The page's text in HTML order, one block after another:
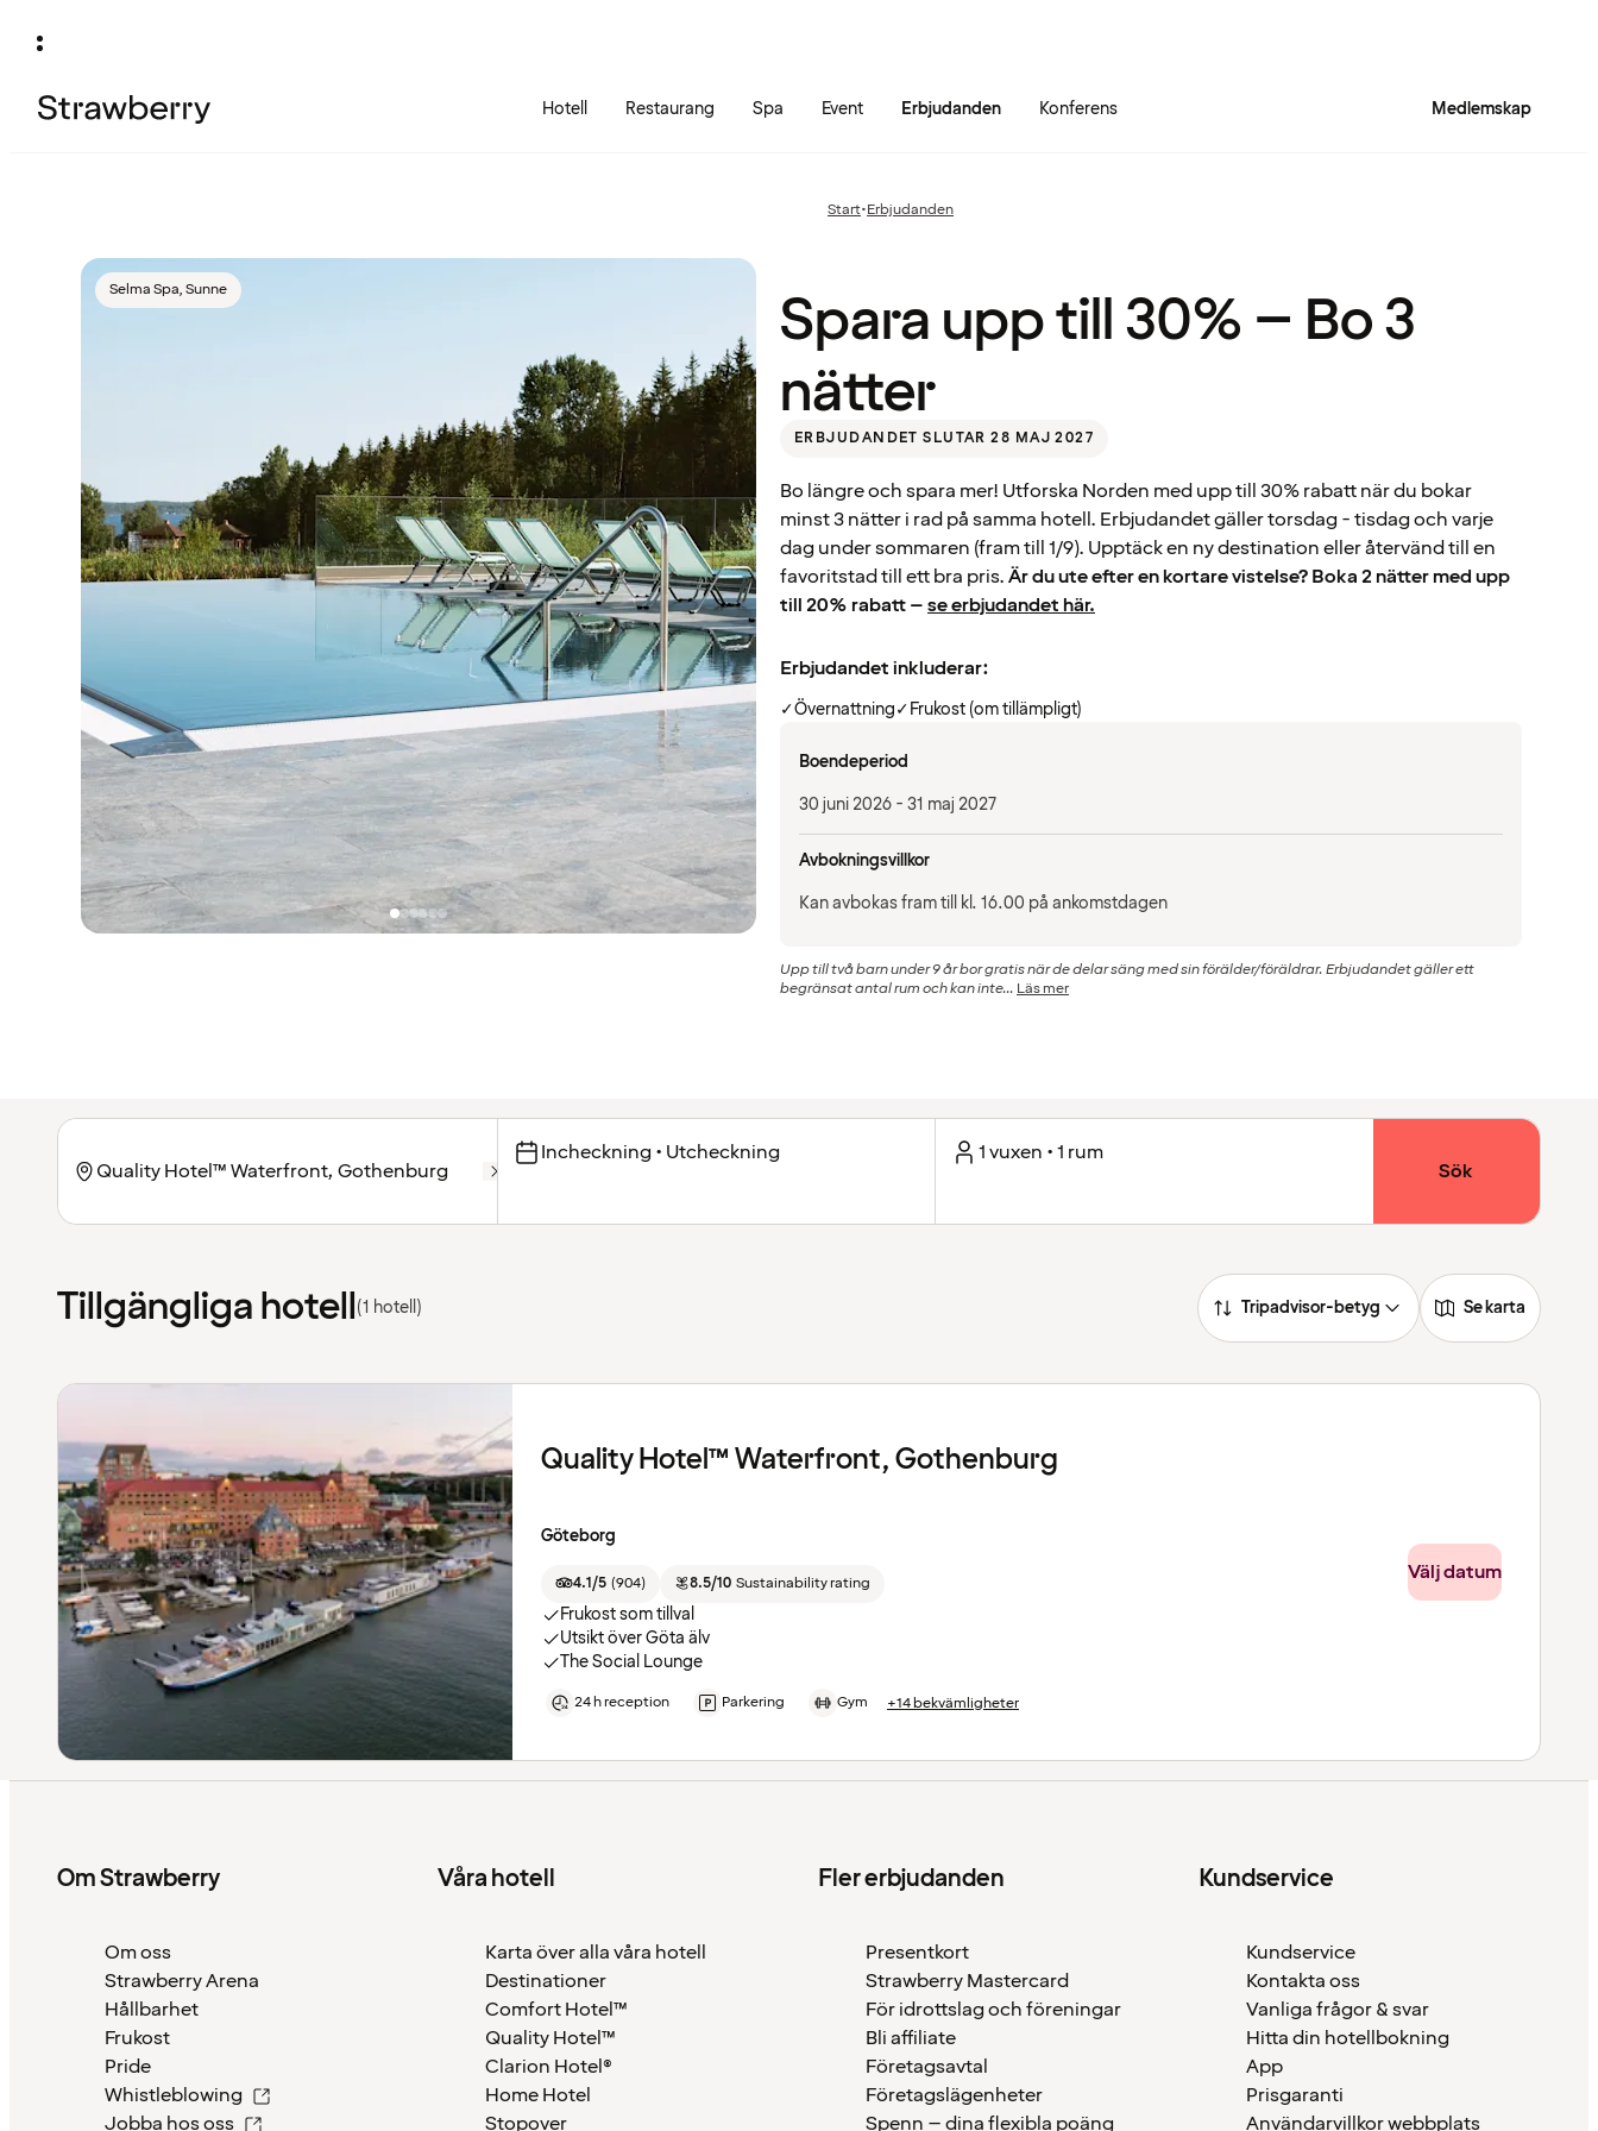
Hotell Restaurang Spa Event Erbjudanden Konferens Medlemskap
Selma Spa, Sunne
Start•Föregående
Erbjudanden
30%
Spara upp till 30% – Bo 3
nätter
ERBJUDANDET SLUTAR 28 MAJ 2027
Bo längre och spara mer! Utforska Norden med upp till 30% rabatt när du bokar
minst 3 nätter i rad på samma hotell. Erbjudandet gäller torsdag - tisdag och varje
dag under sommaren (fram till 1/9). Upptäck en ny destination eller återvänd till en
favoritstad till ett bra pris.Är du ute efter en kortare vistelse? Boka 2 nätter med upp
till 20% rabatt –se erbjudandet här.
Erbjudandet inkluderar:
✓Övernattning✓Frukost (om tillämpligt)
Boendeperiod
30 juni 2026 - 31 maj 2027
Avbokningsvillkor
Kan avbokas fram till kl. 16.00 på ankomstdagen
Upp till två barn under 9 år bor gratis när de delar säng med sin förälder/föräldrar. Erbjudandet gäller ett
begränsat antal rum och kan inte... Läs mer
Incheckning • Utcheckning 1 vuxen • 1 rum
Sök
Tillgängliga hotell(1 hotell) Tripadvisor-betyg Se karta
Quality Hotel™ Waterfront, Gothenburg
Göteborg
4.1/5 (904) 8.5/10 Sustainability rating
Frukost som tillval
Utsikt över Göta älv
The Social Lounge
24 h reception Parkering Gym +14 bekvämligheter
Välj datum
Om Strawberry
Om oss
Strawberry Arena
Hållbarhet
Frukost
Pride
Whistleblowing
Jobba hos oss
Våra hotell
Karta över alla våra hotell
Destinationer
Comfort Hotel™
Quality Hotel™
Clarion Hotel®
Home Hotel
Stopover
Fler erbjudanden
Presentkort
Strawberry Mastercard
För idrottslag och föreningar
Bli affiliate
Företagsavtal
Företagslägenheter
Spenn – dina flexibla poäng
Kundservice
Kundservice
Kontakta oss
Vanliga frågor & svar
Hitta din hotellbokning
App
Prisgaranti
Användarvillkor webbplats